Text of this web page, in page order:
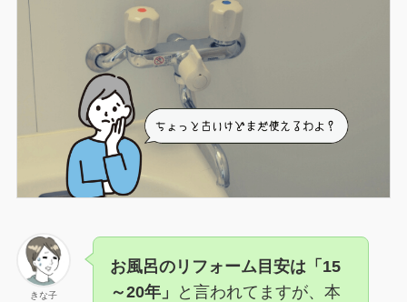
きな子
お風呂のリフォーム目安は「15
～20年」
と言われてますが、本